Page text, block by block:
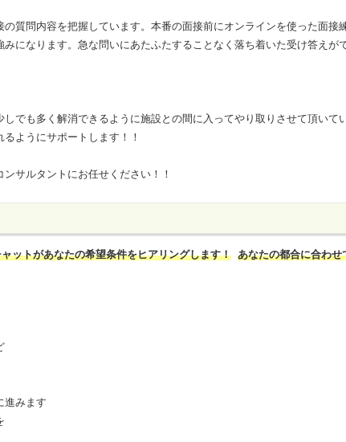
質問内容を把握しています。本番の面接前にオンラインを使った面接
になります。急な問いにあたふたすることなく落ち着いた受け答えがで
でも多く解消できるように施設との間に入ってやり取りさせて頂いて
ようにサポートします！！
サルタントにお任せください！！
ットがあなたの希望条件をヒアリングします！ あなたの都合に合わせ
進みます